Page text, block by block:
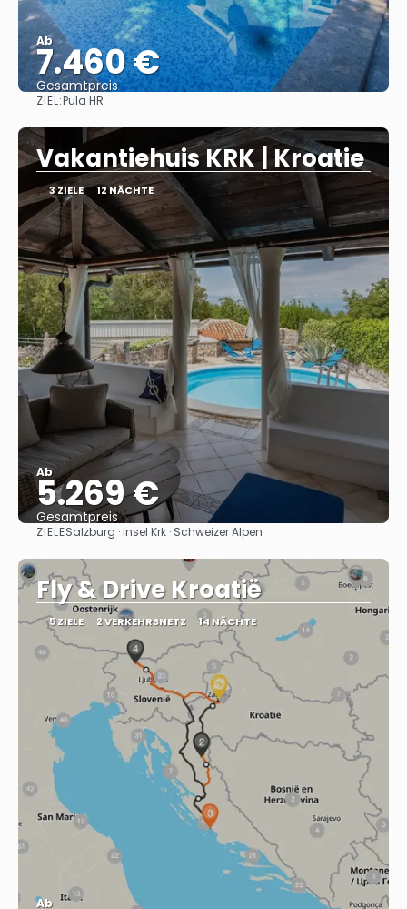
Ab
7.460 €
Gesamtpreis
ZIEL:Pula HR
Vakantiehuis KRK | Kroatie
3 ZIELE 12 NÄCHTE
Ab
5.269 €
Gesamtpreis
Sehen
ZIELESalzburg · Insel Krk · Schweizer Alpen
Fly & Drive Kroatië
5 ZIELE 2 VERKEHRSNETZ 14 NÄCHTE
Ab